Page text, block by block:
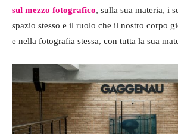
sul mezzo fotografico, sulla sua materia, i
spazio stesso e il ruolo che il nostro corpo
e nella fotografia stessa, con tutta la sua